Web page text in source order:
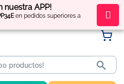
nuestra APP!
en pedidos superiores a
puntos por tus compras
